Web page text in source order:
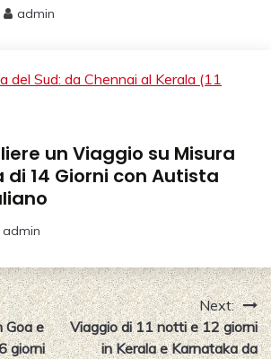
admin
un Viaggio su Misura
di 14 Giorni con Autista
admin
Goa e
giorni
Next:
Viaggio di 11 notti e 12 giorni
in Kerala e Karnataka da